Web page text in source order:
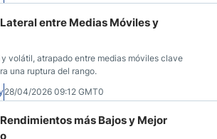
entre Medias Móviles y
volátil, atrapado entre medias móviles clave
una ruptura del rango.
28/04/2026 09:12 GMT0
más Bajos y Mejor